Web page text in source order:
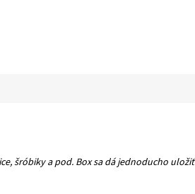
šróbiky a pod. Box sa dá jednoducho uložiť